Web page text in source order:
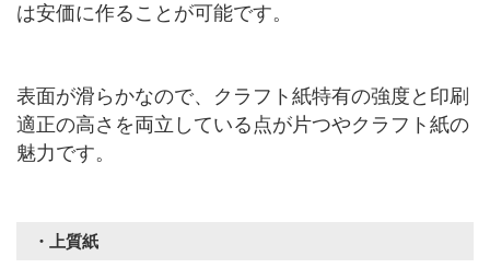
は安価に作ることが可能です。
表面が滑らかなので、クラフト紙特有の強度と印刷
適正の高さを両立している点が片つやクラフト紙の
魅力です。
・上質紙